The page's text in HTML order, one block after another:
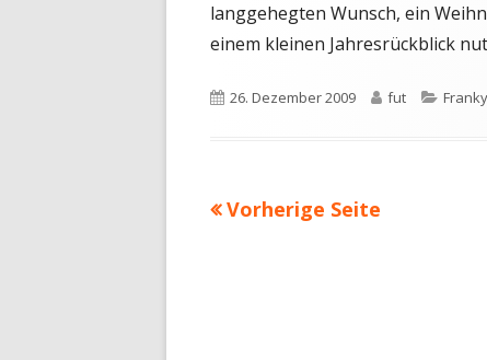
langgehegten Wunsch, ein
einem kleinen Jahresrückblick
Veröffentlicht
26. Dezember 2009 Autor
fut
Seitennummerierung
Vorherige Seite